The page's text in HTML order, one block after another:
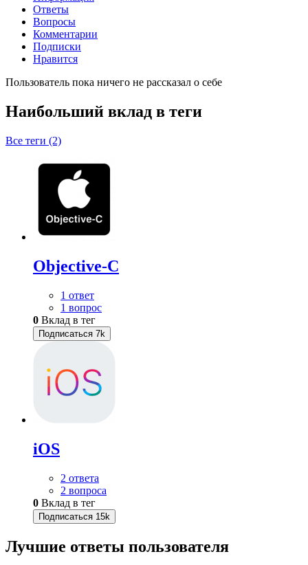
Ответы
Вопросы
Комментарии
Подписки
Нравится
Пользователь пока ничего не рассказал о себе
Наибольший вклад в теги
Все теги (2)
Objective-C
1 ответ
1 вопрос
0 Вклад в тег
Подписаться 7k
iOS
2 ответа
2 вопроса
0 Вклад в тег
Подписаться 15k
Лучшие ответы пользователя